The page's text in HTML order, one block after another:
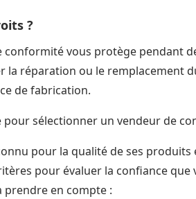
?
conformité vous protège pendant
la réparation ou le remplacement
de fabrication.
sélectionner un vendeur de
pour la qualité de ses
pour évaluer la confiance que
prendre en compte :